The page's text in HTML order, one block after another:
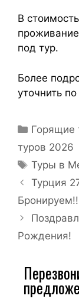
В
под тур.
Более
уточнить
Горящие
туров 2026
Туры в
Турция
Бронируем!!
Рождения!